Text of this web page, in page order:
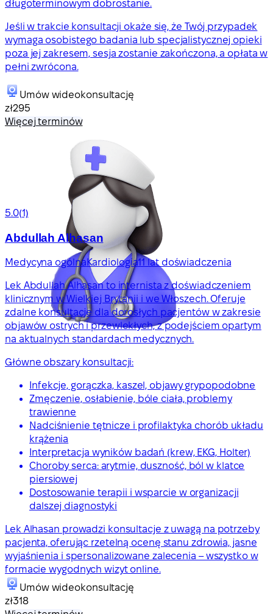
długoterminowym dobrostanie.
Jeśli w trakcie konsultacji okaże się, że Twój przypadek
wymaga osobistego badania lub specjalistycznej opieki
poza jej zakresem, sesja zostanie zakończona, a opłata w
pełni zwrócona.
Umów wideokonsultację
zł295
Więcej terminów
5.0(1)
Abdullah Alhasan
Medycyna ogólna Kardiologia11 lat doświadczenia
Lek Abdullah Alhasan to internista z doświadczeniem
klinicznym w Wielkiej Brytanii i we Włoszech. Oferuje
zdalne konsultacje dla dorosłych pacjentów w zakresie
objawów ostrych i przewlekłych, z podejściem opartym
na aktualnych standardach medycznych.
Główne obszary konsultacji:
Infekcje, gorączka, kaszel, objawy grypopodobne
Zmęczenie, osłabienie, bóle ciała, problemy
trawienne
Nadciśnienie tętnicze i profilaktyka chorób układu
krążenia
Interpretacja wyników badań (krew, EKG, Holter)
Choroby serca: arytmie, duszność, ból w klatce
piersiowej
Dostosowanie terapii i wsparcie w organizacji
dalszej diagnostyki
Lek Alhasan prowadzi konsultacje z uwagą na potrzeby
pacjenta, oferując rzetelną ocenę stanu zdrowia, jasne
wyjaśnienia i spersonalizowane zalecenia – wszystko w
formacie wygodnych wizyt online.
Umów wideokonsultację
zł318